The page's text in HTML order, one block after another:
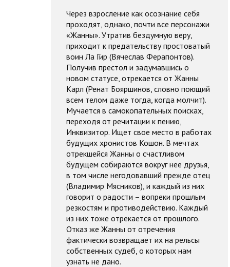
Через взросление как осознание себя
проходят, однако, почти все персонажи
«Жанны». Утратив бездумную веру,
приходит к предательству простоватый
воин Ла Гир (Вячеслав Ферапонтов).
Получив престол и задумавшись о
новом статусе, отрекается от Жанны
Карл (Ренат Бояршинов, словно поющий
всем телом даже тогда, когда молчит).
Мучается в самокопательных поисках,
переходя от речитации к пению,
Инквизитор. Ищет свое место в работах
будущих хронистов Кошон. В мечтах
отрекшейся Жанны о счастливом
будущем собираются вокруг нее друзья,
в том числе негодовавший прежде отец
(Владимир Мясников), и каждый из них
говорит о радости – вопреки прошлым
резкостям и противодействию. Каждый
из них тоже отрекается от прошлого.
Отказ же Жанны от отречения
фактически возвращает их на рельсы
собственных судеб, о которых нам
узнать не дано.